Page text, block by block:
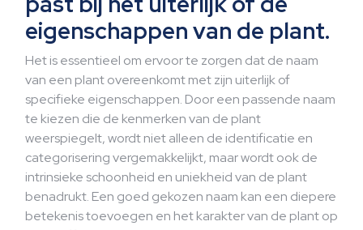
eigenschappen van de plant.
Het is essentieel om ervoor te zorgen dat de naam
van een plant overeenkomt met zijn uiterlijk of
specifieke eigenschappen. Door een passende naam
te kiezen die de kenmerken van de plant
weerspiegelt, wordt niet alleen de identificatie en
categorisering vergemakkelijkt, maar wordt ook de
intrinsieke schoonheid en uniekheid van de plant
benadrukt. Een goed gekozen naam kan een diepere
betekenis toevoegen en het karakter van de plant op